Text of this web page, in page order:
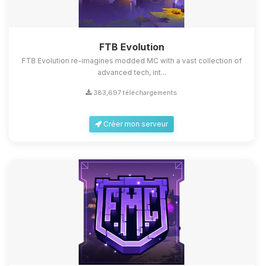
FTB Evolution
FTB Evolution re-imagines modded MC with a vast collection of
advanced tech, int...
383,697 téléchargements
Créer mon serveur